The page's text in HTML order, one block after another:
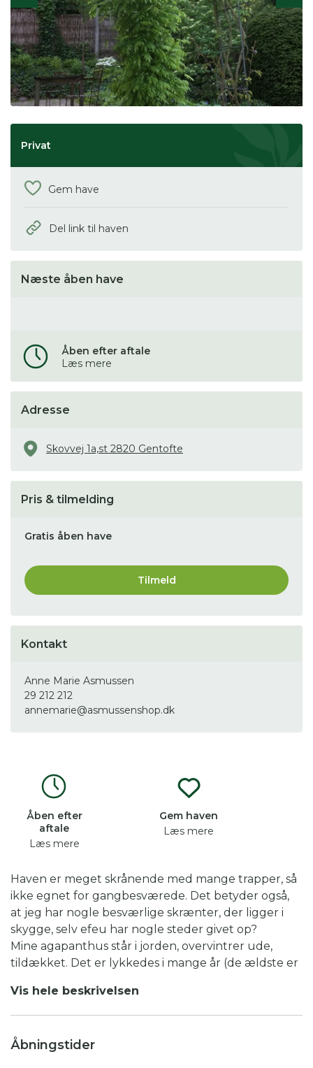
Åben efter
aftale
Læs mere
Gem haven
Læs mere
Haven er meget skrånende med mange trapper, så
ikke egnet for gangbesværede. Det betyder også,
at jeg har nogle besværlige skrænter, der ligger i
skygge, selv efeu har nogle steder givet op?
Mine agapanthus står i jorden, overvintrer ude,
tildækket. Det er lykkedes i mange år (de ældste er
Når jeg tror, at nu er jeg færdig med at plante,
dukker der altid nye fristelser op, der kan forbedre
Træpæoner kan jeg ikke stå for, der står 6
Vis hele beskrivelsen
Åbningstider
Privat
Gem have
Del link til haven
Næste åben have
Åben efter aftale
Læs mere
Adresse
Skovvej 1a,st 2820 Gentofte
Pris & tilmelding
Gratis åben have
Tilmeld
Kontakt
Anne Marie Asmussen
29 212 212
annemarie@asmussenshop.dk